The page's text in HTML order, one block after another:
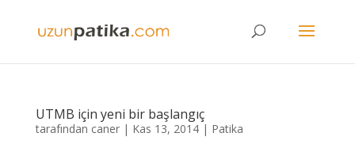
UTMB için yeni bir başlangıç
tarafından caner| Kas 13, 2014| Patika